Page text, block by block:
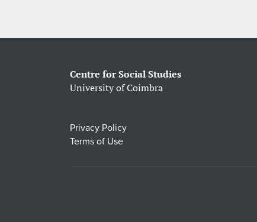
Centre for Social Studies
University of Coimbra
Privacy Policy
Terms of Use